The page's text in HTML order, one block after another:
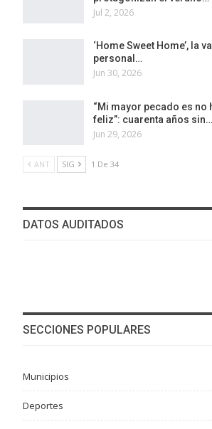
Jul 2, 2026
‘Home Sweet Home’, la
personal…
Jun 30, 2026
“Mi mayor pecado es no
feliz”: cuarenta años sin…
Jun 29, 2026
ANT SIG 1 De 34
DATOS AUDITADOS
SECCIONES POPULARES
Municipios
Deportes